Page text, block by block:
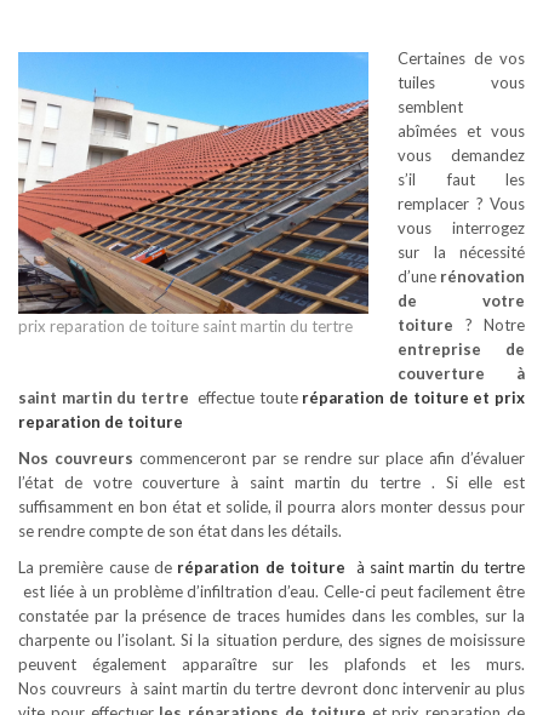
prix reparation de toiture saint martin du tertre
Certaines de vos
tuiles vous
semblent
abîmées et vous
vous demandez
s’il faut les
remplacer ? Vous
vous interrogez
sur la nécessité
d’une rénovation
de votre
toiture ? Notre
entreprise de
couverture à
saint martin du tertreeffectue toute réparation de toiture et prix
reparation de toiture
Nos couvreurs commenceront par se rendre sur place afin d’évaluer
l’état de votre couverture à saint martin du tertre . Si elle est
suffisamment en bon état et solide, il pourra alors monter dessus pour
se rendre compte de son état dans les détails.
La première cause de réparation de toiture
à saint martin du tertre
est liée à un problème d’infiltration d’eau. Celle-ci peut facilement être
constatée par la présence de traces humides dans les combles, sur la
charpente ou l’isolant. Si la situation perdure, des signes de moisissure
peuvent également apparaître sur les plafonds et les murs.
Nos couvreurs à saint martin du tertre devront donc intervenir au plus